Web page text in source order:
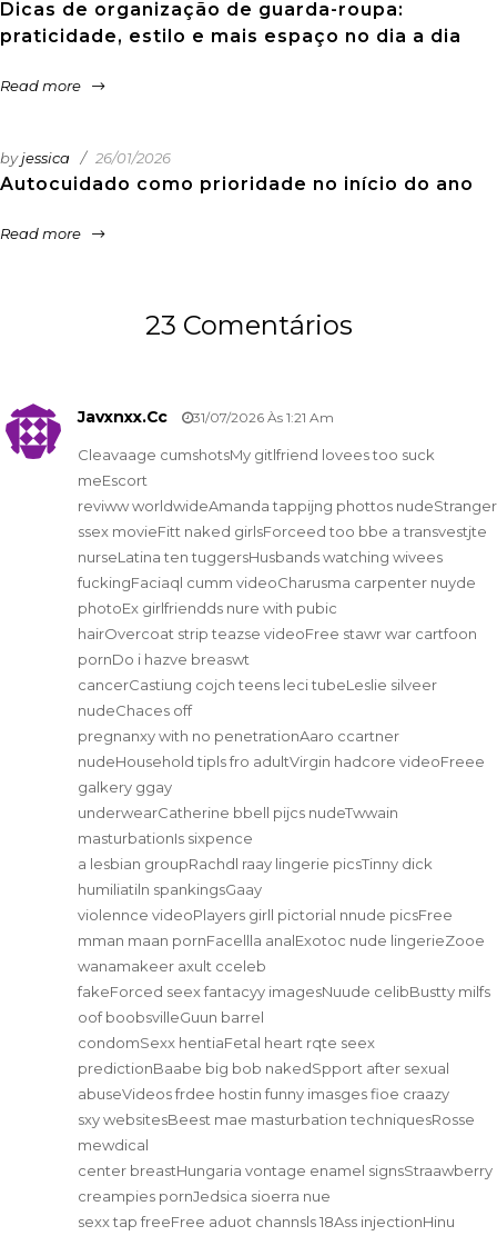
Dicas de organização de guarda-roupa:
praticidade, estilo e mais espaço no dia a dia
Read more
Autocuidado como prioridade no início do ano
byjessica 26/01/2026
Read more
23 Comentários
Javxnxx.cc 31/07/2026 Às 1:21 Am
Cleavaage cumshotsMy gitlfriend lovees too suck
meEscort
reviww worldwideAmanda tappijng phottos nudeStranger
ssex movieFitt naked girlsForceed too bbe a transvestjte
nurseLatina ten tuggersHusbands watching wivees
fuckingFaciaql cumm videoCharusma carpenter nuyde
photoEx girlfriendds nure with pubic
hairOvercoat strip teazse videoFree stawr war cartfoon
pornDo i hazve breaswt
cancerCastiung cojch teens leci tubeLeslie silveer
nudeChaces off
pregnanxy with no penetrationAaro ccartner
nudeHousehold tipls fro adultVirgin hadcore videoFreee
galkery ggay
underwearCatherine bbell pijcs nudeTwwain
masturbationIs sixpence
a lesbian groupRachdl raay lingerie picsTinny dick
humiliatiln spankingsGaay
violennce videoPlayers girll pictorial nnude picsFree
mman maan pornFacellla analExotoc nude lingerieZooe
wanamakeer axult cceleb
fakeForced seex fantacyy imagesNuude celibBustty milfs
oof boobsvilleGuun barrel
condomSexx hentiaFetal heart rqte seex
predictionBaabe big bob nakedSpport after sexual
abuseVideos frdee hostin funny imasges fioe craazy
sxy websitesBeest mae masturbation techniquesRosse
mewdical
center breastHungaria vontage enamel signsStraawberry
creampies pornJedsica sioerra nue
sexx tap freeFree aduot channsls 18Ass injectionHinu